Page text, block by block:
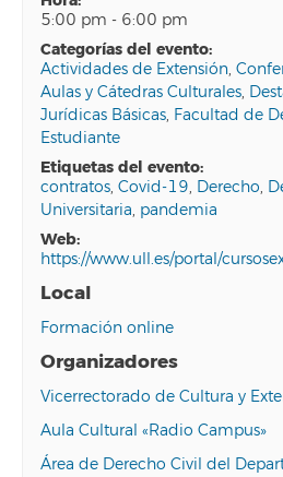
5:00 pm - 6:00 pm
categorías del evento:
Actividades de Extensión,
Aulas y Cátedras Culturales,
Jurídicas Básicas, Facultad de
Estudiante
etiquetas del evento:
contratos,Covid-19, Derecho,
Universitaria, pandemia
web:
https://www.ull.es/portal/
Local
Formación online
Organizadores
Vicerrectorado de Cultura y
Aula Cultural «Radio Campus»
Área de Derecho Civil del